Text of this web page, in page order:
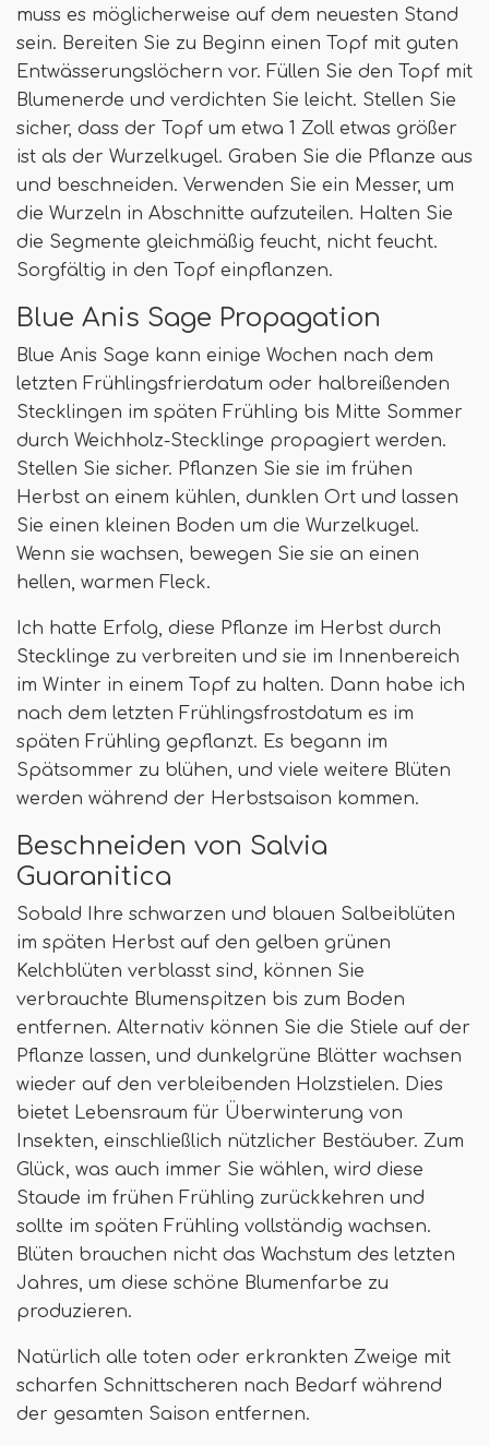
muss es möglicherweise auf dem neuesten Stand
sein. Bereiten Sie zu Beginn einen Topf mit guten
Entwässerungslöchern vor. Füllen Sie den Topf mit
Blumenerde und verdichten Sie leicht. Stellen Sie
sicher, dass der Topf um etwa 1 Zoll etwas größer
ist als der Wurzelkugel. Graben Sie die Pflanze aus
und beschneiden. Verwenden Sie ein Messer, um
die Wurzeln in Abschnitte aufzuteilen. Halten Sie
die Segmente gleichmäßig feucht, nicht feucht.
Sorgfältig in den Topf einpflanzen.
Blue Anis Sage Propagation
Blue Anis Sage kann einige Wochen nach dem
letzten Frühlingsfrierdatum oder halbreißenden
Stecklingen im späten Frühling bis Mitte Sommer
durch Weichholz-Stecklinge propagiert werden.
Stellen Sie sicher. Pflanzen Sie sie im frühen
Herbst an einem kühlen, dunklen Ort und lassen
Sie einen kleinen Boden um die Wurzelkugel.
Wenn sie wachsen, bewegen Sie sie an einen
hellen, warmen Fleck.
Ich hatte Erfolg, diese Pflanze im Herbst durch
Stecklinge zu verbreiten und sie im Innenbereich
im Winter in einem Topf zu halten. Dann habe ich
nach dem letzten Frühlingsfrostdatum es im
späten Frühling gepflanzt. Es begann im
Spätsommer zu blühen, und viele weitere Blüten
werden während der Herbstsaison kommen.
Beschneiden von Salvia
Guaranitica
Sobald Ihre schwarzen und blauen Salbeiblüten
im späten Herbst auf den gelben grünen
Kelchblüten verblasst sind, können Sie
verbrauchte Blumenspitzen bis zum Boden
entfernen. Alternativ können Sie die Stiele auf der
Pflanze lassen, und dunkelgrüne Blätter wachsen
wieder auf den verbleibenden Holzstielen. Dies
bietet Lebensraum für Überwinterung von
Insekten, einschließlich nützlicher Bestäuber. Zum
Glück, was auch immer Sie wählen, wird diese
Staude im frühen Frühling zurückkehren und
sollte im späten Frühling vollständig wachsen.
Blüten brauchen nicht das Wachstum des letzten
Jahres, um diese schöne Blumenfarbe zu
produzieren.
Natürlich alle toten oder erkrankten Zweige mit
scharfen Schnittscheren nach Bedarf während
der gesamten Saison entfernen.